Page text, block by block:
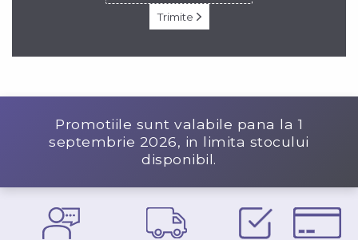
Trimite
Promotiile sunt valabile pana la 1
septembrie 2026, in limita stocului
disponibil.